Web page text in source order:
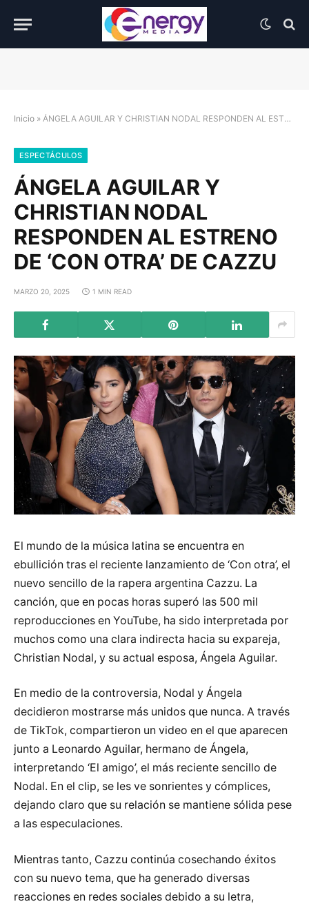
Inicio » ÁNGELA AGUILAR Y CHRISTIAN NODAL RESPONDEN AL ESTRENO DE ‘CON OTRA’ DE CAZZU
ESPECTÁCULOS
ÁNGELA AGUILAR Y
CHRISTIAN NODAL
RESPONDEN AL ESTRENO
DE ‘CON OTRA’ DE CAZZU
MARZO 20, 2025 1 MIN READ
El mundo de la música latina se encuentra en
ebullición tras el reciente lanzamiento de ‘Con otra’, el
nuevo sencillo de la rapera argentina Cazzu. La
canción, que en pocas horas superó las 500 mil
reproducciones en YouTube, ha sido interpretada por
muchos como una clara indirecta hacia su expareja,
Christian Nodal, y su actual esposa, Ángela Aguilar.
En medio de la controversia, Nodal y Ángela
decidieron mostrarse más unidos que nunca. A través
de TikTok, compartieron un video en el que aparecen
junto a Leonardo Aguilar, hermano de Ángela,
interpretando ‘El amigo’, el más reciente sencillo de
Nodal. En el clip, se les ve sonrientes y cómplices,
dejando claro que su relación se mantiene sólida pese
a las especulaciones.
Mientras tanto, Cazzu continúa cosechando éxitos
con su nuevo tema, que ha generado diversas
reacciones en redes sociales debido a su letra,